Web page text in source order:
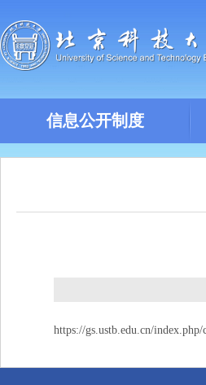
信息公开制度
https://gs.ustb.edu.cn/